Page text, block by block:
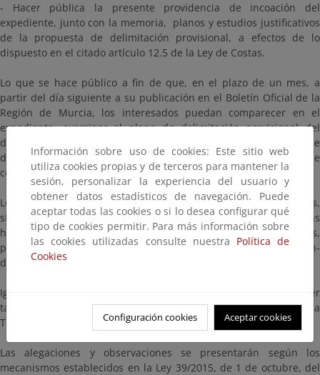
- Hacer pública la presente providencia de incoación del
expediente, junto con la memoria, planos y estudios justificativos
de la propuesta de delimitación provisional, a efectos de lo
dispuesto en el citado artículo 12.5 de la Ley de Costas.
Lo que se hace público a fin de que, en el plazo de un mes, a
partir del día siguiente a su publicación en el Boletín Oficial de la
Región de Murcia, los interesados puedan comparecer en el
expediente, examinar el plano de delimitación provisional del
dominio público marítimo-terrestre y de su zona de servidumbre
de protección y formular por escrito las alegaciones que
consideren oportunas.
Los planos se hallan expuestos en esta Demarcación de Costas,
sita en Murcia, Avda. de Alfonso X El Sabio, nº 6, 1ª planta en días
hábiles y en horario comprendido entre las 9:00 y las 14:00 horas,
previa cita a través de la dirección de correo electrónico bzn-
dcmurcia@miteco.es.
Igualmente, los planos y el resto de documentación podrán ser
también consultados en esta página web del Ministerio para la
Transición Ecológica y el Reto Demográfico
Las alegaciones y observaciones se presentarán según los
mecanismos establecidos en la Ley 39/2015, de 1 de octubre, del
Información sobre uso de cookies: Este sitio web
utiliza cookies propias y de terceros para mantener la
sesión, personalizar la experiencia del usuario y
obtener datos estadísticos de navegación. Puede
aceptar todas las cookies o si lo desea configurar qué
tipo de cookies permitir. Para más información sobre
las cookies utilizadas consulte nuestra Política de
Cookies
Configuración cookies Aceptar cookies